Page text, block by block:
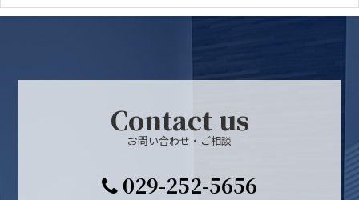
Contact us
お問い合わせ・ご相談
029-252-5656